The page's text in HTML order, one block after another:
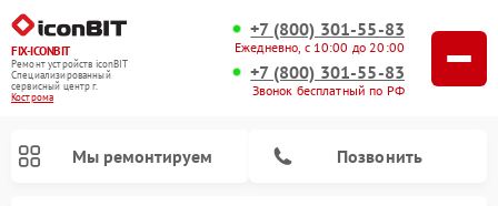
FIX-ICONBIT
Ремонт устройств iconBIT
Специализированный
cервисный центр г.
Кострома
+7 (800) 301-55-83
Ежедневно, с 10:00 до 20:00
+7 (800) 301-55-83
Звонок бесплатный по РФ
Мы ремонтируем Позвонить